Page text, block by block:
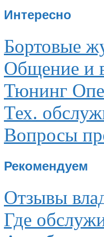
Интересно
Бортовые
Общение и
Тюнинг
Тех.
Вопросы
Рекомендуем
Отзывы
Где